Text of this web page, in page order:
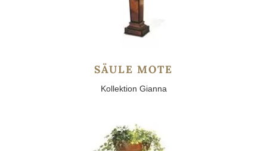
SÄULE MOTE
Kollektion Gianna